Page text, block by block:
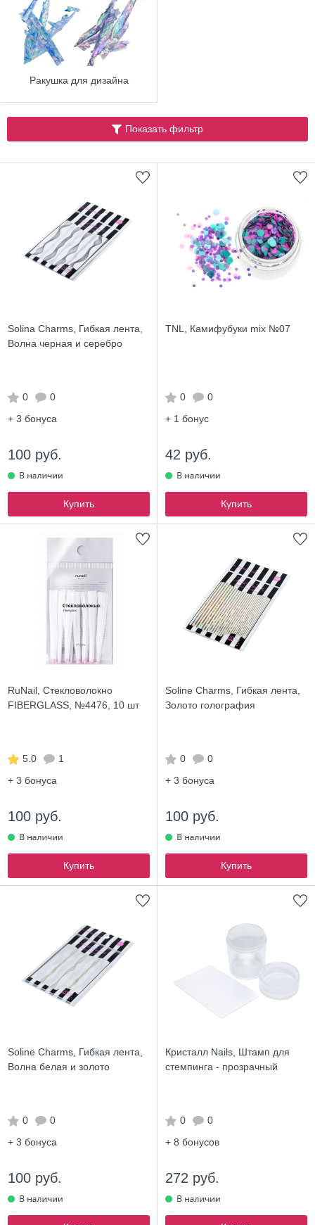
Ракушка для дизайна
Показать фильтр
Solina Charms, Гибкая лента,
Волна черная и серебро
0
0
+ 3 бонуса
100 руб.
Купить
TNL, Камифубуки mix №07
0
0
+ 1 бонус
42 руб.
Купить
RuNail, Стекловолокно
FIBERGLASS, №4476, 10 шт
5.0
1
+ 3 бонуса
100 руб.
Купить
Soline Charms, Гибкая лента,
Золото голография
0
0
+ 3 бонуса
100 руб.
Купить
Soline Charms, Гибкая лента,
Волна белая и золото
0
0
+ 3 бонуса
100 руб.
Кристалл Nails, Штамп для
стемпинга - прозрачный
0
0
+ 8 бонусов
272 руб.